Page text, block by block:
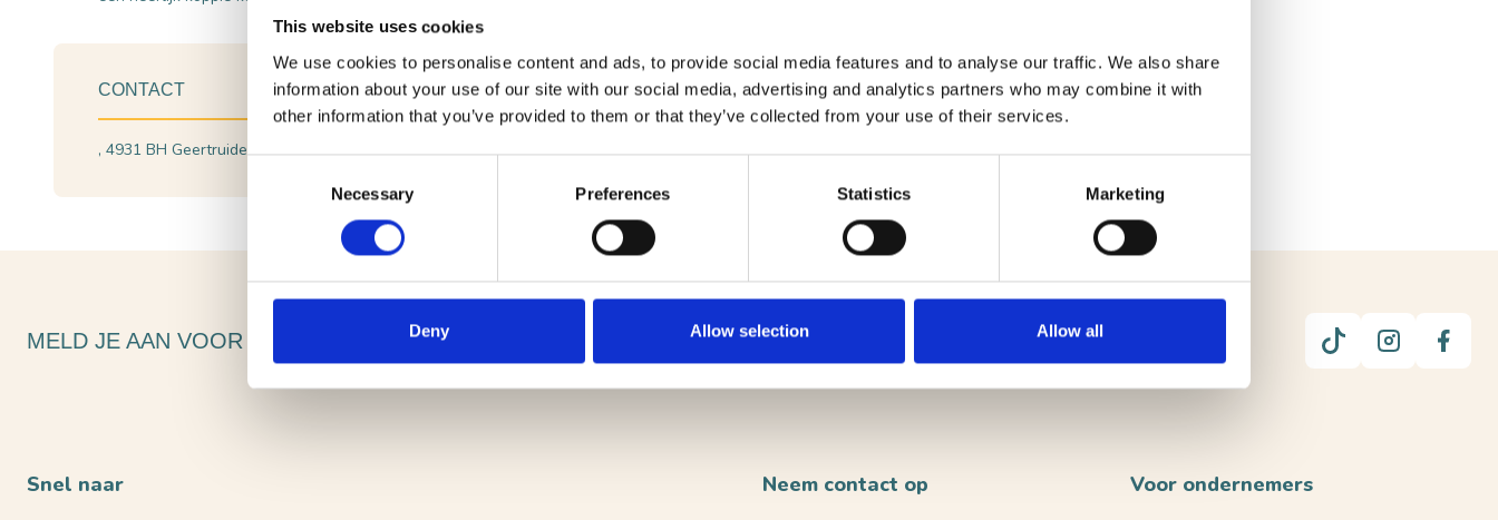
This website uses cookies
We use cookies to personalise content and ads, to provide social media features and to analyse our traffic. We also share
information about your use of our site with our social media, advertising and analytics partners who may combine it with
other information that you’ve provided to them or that they’ve collected from your use of their services.
Necessary Preferences Statistics Marketing
Deny Allow selection Allow all
CONTACT
, 4931 BH Geertruidenberg Plan je route
MELD JE AAN VOOR ONZE NIEUWSBRIEF
Snel naar Neem contact op Voor ondernemers